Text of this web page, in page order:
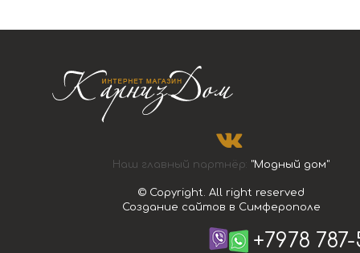
Наш главный партнёр: "Модный дом"
© Copyright. All right reserved
Создание сайтов в Симферополе
+7978